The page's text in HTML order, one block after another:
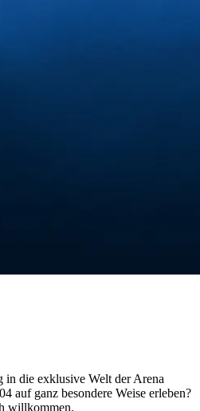
in die exklusive Welt der Arena
auf ganz besondere Weise erleben?
willkommen.